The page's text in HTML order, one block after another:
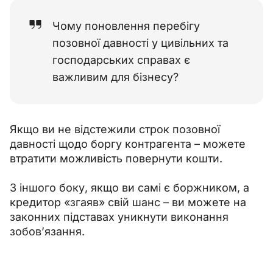
Чому поновлення перебігу
позовної давності у цивільних та
господарських справах є
важливим для бізнесу?
Якщо ви не відстежили строк позовної
давності щодо боргу контрагента – можете
втратити можливість повернути кошти.
З іншого боку, якщо ви самі є боржником, а
кредитор «згаяв» свій шанс – ви можете на
законних підставах уникнути виконання
зобов’язання.